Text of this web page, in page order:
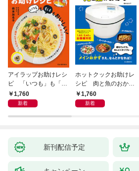
アイラップお助けレシ
ピ 「いつも」も「も
しも」もおいしい！
1,760
新着
ホットクックお助けレ
シピ 肉と魚のおか
ず 少ない材料＆調味
料で、あとはスイッチ
1,760
新着
新刊配信予定